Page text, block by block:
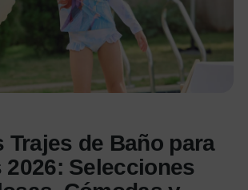
Trajes de Baño para
2026: Selecciones